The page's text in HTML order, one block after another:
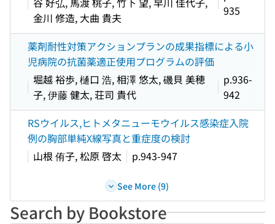
金川 修造, 大曲 貴夫
935
薬剤耐性対策アクションプランの成果指標による小
児病院の抗菌薬適正使用プログラムの評価
堀越 裕歩, 樋口 浩, 相澤 悠太, 磯貝 美穂
子, 伊藤 健太, 荘司 貴代
p.936-
942
RSウイルス,ヒトメタニューモウイルス感染症入院
例の胸部単純X線写真と重症度の検討
山根 侑子, 松原 啓太
p.943-947
See More (9)
Search by Bookstore